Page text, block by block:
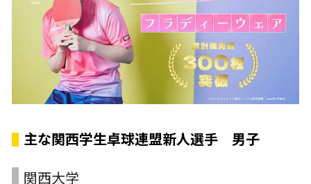
主な関西学生卓球連盟新人選手 男子
関西大学